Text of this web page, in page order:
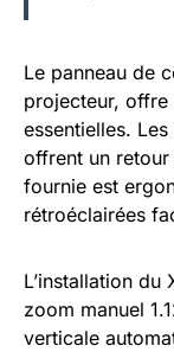
Le panneau de
projecteur,
essentielles.
offrent un
fournie est
rétroéclairées
L’installation
zoom manuel
verticale